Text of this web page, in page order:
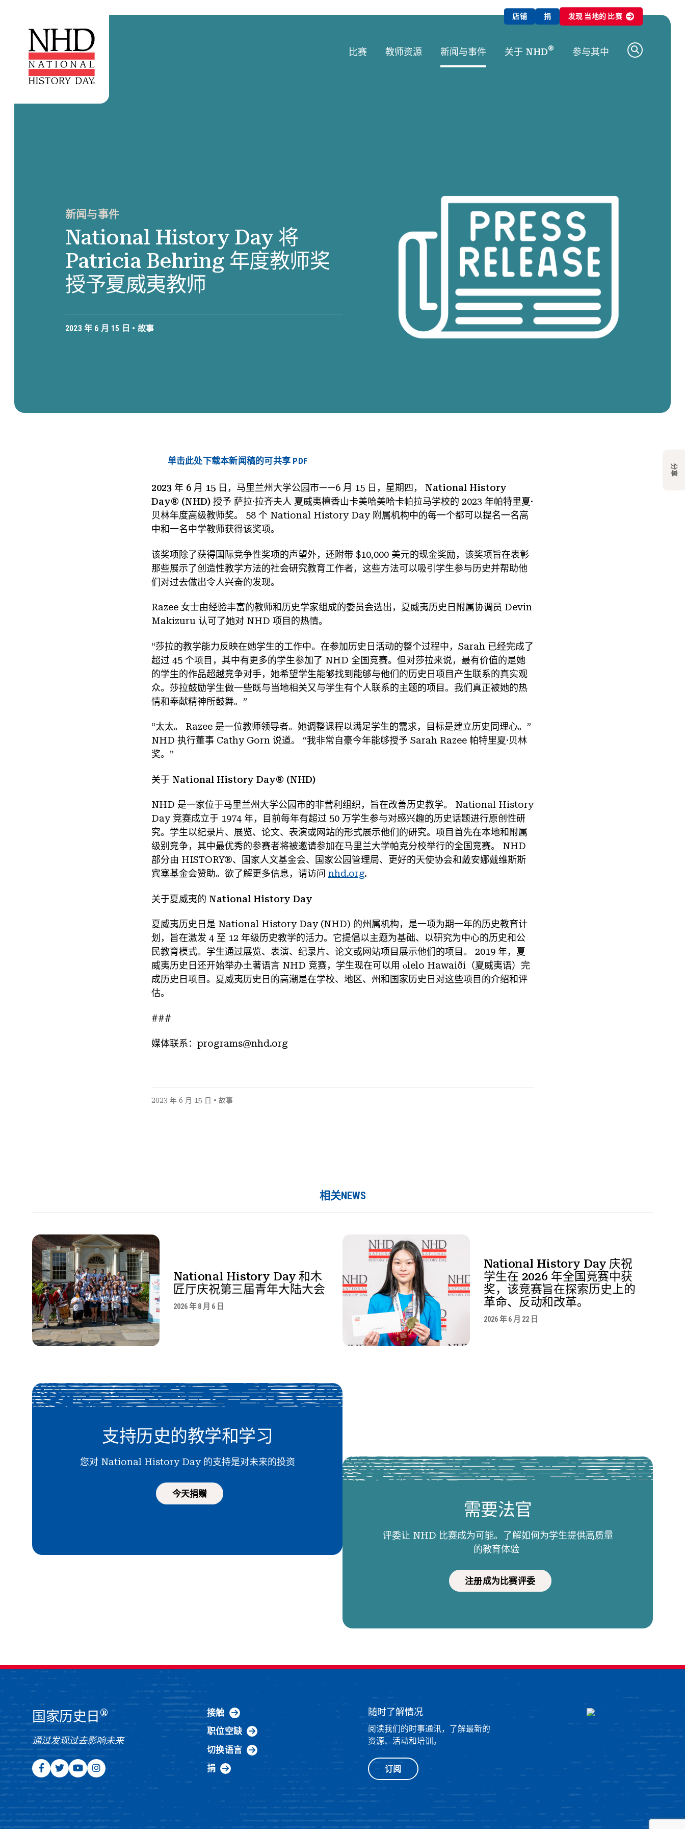
店铺 捐 发现 当地的 比赛
比赛 教师资源 新闻与事件 关于 NHD® 参与其中
新闻与事件
National History Day 将
Patricia Behring 年度教师奖
授予夏威夷教师
2023 年 6 月 15 日 • 故事
单击此处下载本新闻稿的可共享 PDF
2023 年 6 月 15 日，马里兰州大学公园市——6 月 15 日，星期四， National History
Day® (NHD) 授予 萨拉·拉齐夫人 夏威夷檀香山卡美哈美哈卡帕拉马学校的 2023 年帕特里夏·
贝林年度高级教师奖。 58 个 National History Day 附属机构中的每一个都可以提名一名高
中和一名中学教师获得该奖项。
该奖项除了获得国际竞争性奖项的声望外，还附带 $10,000 美元的现金奖励，该奖项旨在表彰
那些展示了创造性教学方法的社会研究教育工作者，这些方法可以吸引学生参与历史并帮助他
们对过去做出令人兴奋的发现。
Razee 女士由经验丰富的教师和历史学家组成的委员会选出，夏威夷历史日附属协调员 Devin
Makizuru 认可了她对 NHD 项目的热情。
“莎拉的教学能力反映在她学生的工作中。在参加历史日活动的整个过程中，Sarah 已经完成了
超过 45 个项目，其中有更多的学生参加了 NHD 全国竞赛。但对莎拉来说，最有价值的是她
的学生的作品超越竞争对手，她希望学生能够找到能够与他们的历史日项目产生联系的真实观
众。莎拉鼓励学生做一些既与当地相关又与学生有个人联系的主题的项目。我们真正被她的热
情和奉献精神所鼓舞。”
“太太。 Razee 是一位教师领导者。她调整课程以满足学生的需求，目标是建立历史同理心。”
NHD 执行董事 Cathy Gorn 说道。 “我非常自豪今年能够授予 Sarah Razee 帕特里夏·贝林
奖。”
关于 National History Day® (NHD)
NHD 是一家位于马里兰州大学公园市的非营利组织，旨在改善历史教学。 National History
Day 竞赛成立于 1974 年，目前每年有超过 50 万学生参与对感兴趣的历史话题进行原创性研
究。学生以纪录片、展览、论文、表演或网站的形式展示他们的研究。项目首先在本地和附属
级别竞争，其中最优秀的参赛者将被邀请参加在马里兰大学帕克分校举行的全国竞赛。 NHD
部分由 HISTORY®、国家人文基金会、国家公园管理局、更好的天使协会和戴安娜戴维斯斯
宾塞基金会赞助。欲了解更多信息，请访问 nhd.org.
关于夏威夷的 National History Day
夏威夷历史日是 National History Day (NHD) 的州属机构，是一项为期一年的历史教育计
划，旨在激发 4 至 12 年级历史教学的活力。它提倡以主题为基础、以研究为中心的历史和公
民教育模式。学生通过展览、表演、纪录片、论文或网站项目展示他们的项目。 2019 年，夏
威夷历史日还开始举办土著语言 NHD 竞赛，学生现在可以用 οlelo Hawaiði（夏威夷语）完
成历史日项目。夏威夷历史日的高潮是在学校、地区、州和国家历史日对这些项目的介绍和评
估。
###
媒体联系：programs@nhd.org
2023 年 6 月 15 日 • 故事
分享
相关NEWS
National History Day 和木
匠厅庆祝第三届青年大陆大会
2026 年 8 月 6 日
National History Day 庆祝
学生在 2026 年全国竞赛中获
奖，该竞赛旨在探索历史上的
革命、反动和改革。
2026 年 6 月 22 日
支持历史的教学和学习
您对 National History Day 的支持是对未来的投资
今天捐赠
需要法官
评委让 NHD 比赛成为可能。了解如何为学生提供高质量
的教育体验
注册成为比赛评委
国家历史日®
通过发现过去影响未来
接触
职位空缺
切换语言
捐
随时了解情况
阅读我们的时事通讯，了解最新的
资源、活动和培训。
订阅